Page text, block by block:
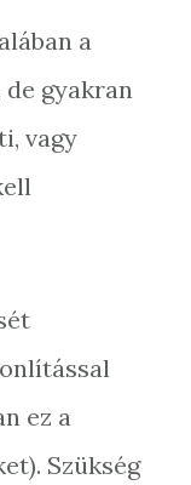
a
gyakran
vagy
ez a
Szükség